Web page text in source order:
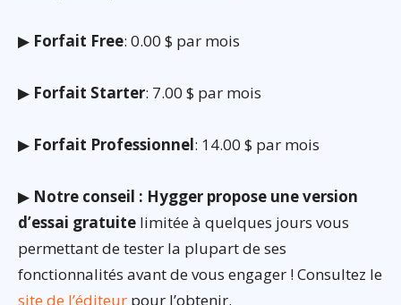
▶ Forfait Free: 0.00 $ par mois
▶ Forfait Starter: 7.00 $ par mois
▶ Forfait Professionnel: 14.00 $ par mois
▶ Notre conseil : Hygger propose une version
d’essai gratuite limitée à quelques jours vous
permettant de tester la plupart de ses
fonctionnalités avant de vous engager ! Consultez le
site de l’éditeur pour l’obtenir.